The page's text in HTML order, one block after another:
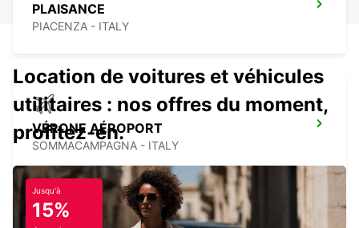
PLAISANCE
PIACENZA - ITALY
VÉRONE AÉROPORT
SOMMACAMPAGNA - ITALY
Location de voitures et véhicules
utilitaires : nos offres du moment,
profitez-en.
Jusqu'à
15%